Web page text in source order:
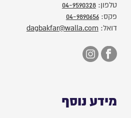
טלפון:04-9590328
פקס:04-9890656
דואל: dagbakfar@walla.com
מידע נוסף